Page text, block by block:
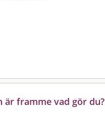
är framme vad gör du?